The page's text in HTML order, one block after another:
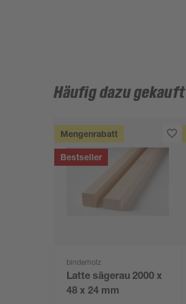
Häufig dazu gekauft
Mengenrabatt
Bestseller
binderholz
Latte sägerau 2000 x
48 x 24 mm